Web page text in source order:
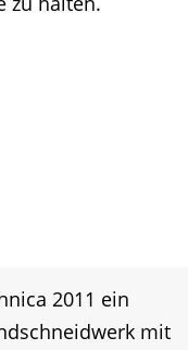
2011 ein
mit